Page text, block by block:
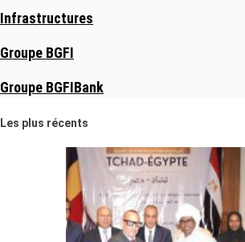
Infrastructures
Groupe BGFI
Groupe BGFIBank
Les plus récents